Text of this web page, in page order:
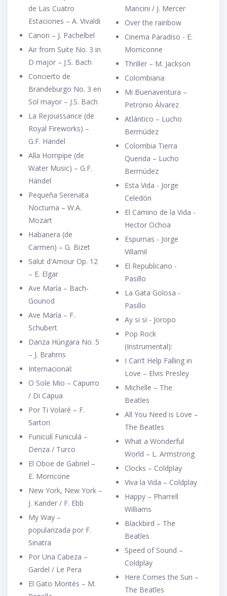
de Las Cuatro
Estaciones – A. Vivaldi
Canon – J. Pachelbel
Air from Suite No. 3 in
D major – J.S. Bach
Concierto de
Brandeburgo No. 3 en
Sol mayor – J.S. Bach
La Rejouissance (de
Royal Fireworks) –
G.F. Händel
Alla Hornpipe (de
Water Music) – G.F.
Händel
Pequeña Serenata
Nocturna – W.A.
Mozart
Habanera (de
Carmen) – G. Bizet
Salut d'Amour Op. 12
– E. Elgar
Ave María – Bach-
Gounod
Ave María – F.
Schubert
Danza Húngara No. 5
– J. Brahms
Internacional:
O Sole Mio – Capurro
/ Di Capua
Por Ti Volaré – F.
Sartori
Funiculí Funiculá –
Denza / Turco
El Oboe de Gabriel –
E. Morricone
New York, New York –
J. Kander / F. Ebb
My Way –
popularizada por F.
Sinatra
Por Una Cabeza –
Gardel / Le Pera
El Gato Montés – M.
Mancini / J. Mercer
Over the rainbow
Cinema Paradiso - E.
Morriconne
Thriller – M. Jackson
Colombiana:
Mi Buenaventura –
Petronio Álvarez
Atlántico – Lucho
Bermúdez
Colombia Tierra
Querida – Lucho
Bermúdez
Esta Vida - Jorge
Celedón
El Camino de la Vida -
Hector Ochoa
Espumas - Jorge
Villamil
El Republicano -
Pasillo
La Gata Golosa -
Pasillo
Ay si si - Joropo
Pop Rock
(Instrumental):
I Can’t Help Falling in
Love – Elvis Presley
Michelle – The
Beatles
All You Need is Love –
The Beatles
What a Wonderful
World – L. Armstrong
Clocks – Coldplay
Viva la Vida – Coldplay
Happy – Pharrell
Williams
Blackbird – The
Beatles
Speed of Sound –
Coldplay
Here Comes the Sun –
The Beatles